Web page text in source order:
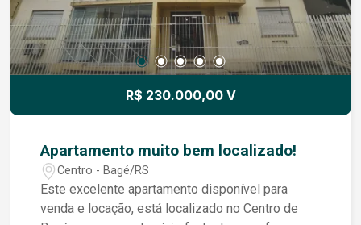
R$ 230.000,00 V
Apartamento muito bem localizado!
Centro - Bagé/RS
Este excelente apartamento disponível para
venda e locação, está localizado no Centro de